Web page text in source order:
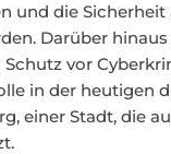
und die
Darüber
vor
in der heutigen
einer Stadt, die